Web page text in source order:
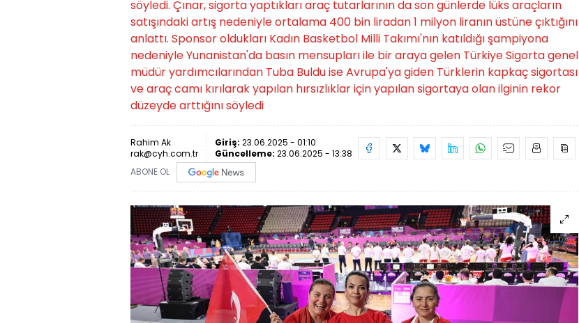
söyledi. Çınar, sigorta yaptıkları araç tutarlarının da son günlerde lüks araçların
satışındaki artış nedeniyle ortalama 400 bin liradan 1 milyon liranın üstüne çıktığını
anlattı. Sponsor oldukları Kadın Basketbol Milli Takımı'nın katıldığı şampiyona
nedeniyle Yunanistan'da basın mensupları ile bir araya gelen Türkiye Sigorta genel
müdür yardımcılarından Tuba Buldu ise Avrupa'ya giden Türklerin kapkaç sigortası
ve araç camı kırılarak yapılan hırsızlıklar için yapılan sigortaya olan ilginin rekor
düzeyde arttığını söyledi
Rahim Ak
rak@cyh.com.tr
Giriş: 23.06.2025 - 01:10
Güncelleme: 23.06.2025 - 13:38
ABONE OL